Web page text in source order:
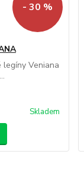
- 30 %
legíny Veniana
Skladem